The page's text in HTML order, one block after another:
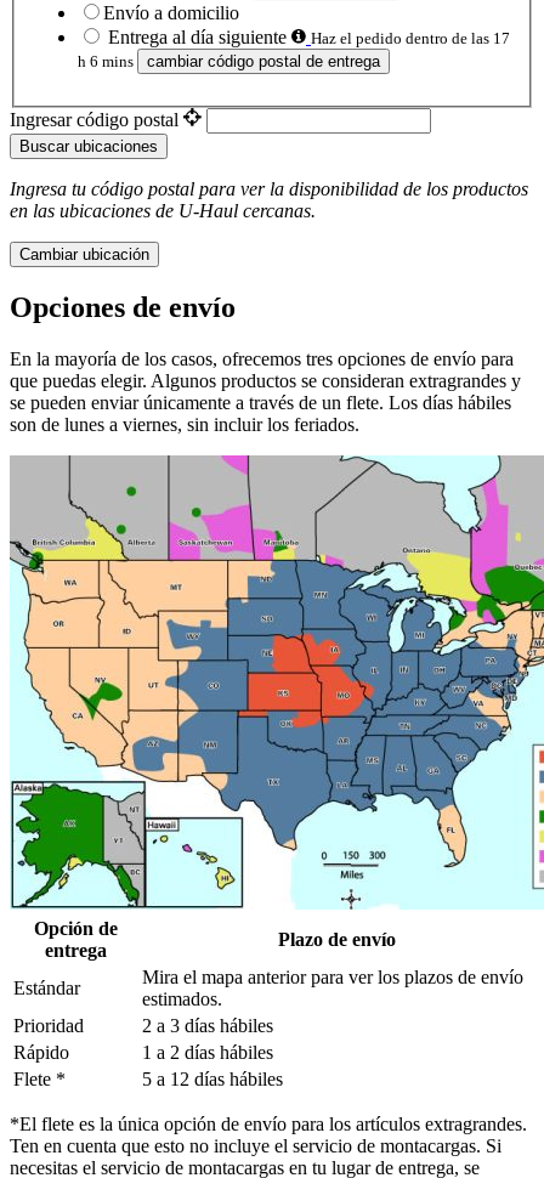
Envío a domicilio
Entrega al día siguiente
Haz el pedido dentro de las 17
h 6 mins
cambiar código postal de entrega
Ingresar código postal
Buscar ubicaciones
Ingresa tu código postal para ver la disponibilidad de los productos
en las ubicaciones de U-Haul ​​​​​​​ cercanas.
Cambiar ubicación
Opciones de envío
En la mayoría de los casos, ofrecemos tres opciones de envío para
que puedas elegir. Algunos productos se consideran extragrandes y
se pueden enviar únicamente a través de un flete. Los días hábiles
son de lunes a viernes, sin incluir los feriados.
Opción de
entrega
Plazo de envío
Estándar
Mira el mapa anterior para ver los plazos de envío
estimados.
Prioridad
2 a 3 días hábiles
Rápido
1 a 2 días hábiles
Flete *
5 a 12 días hábiles
*El flete es la única opción de envío para los artículos extragrandes.
Ten en cuenta que esto no incluye el servicio de montacargas. Si
necesitas el servicio de montacargas en tu lugar de entrega, se